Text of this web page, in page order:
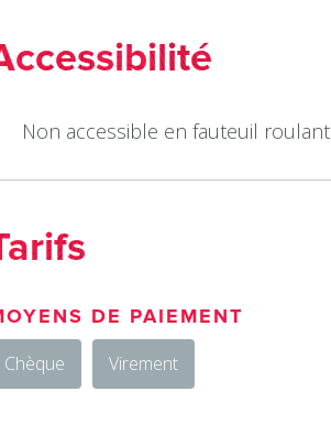
Non accessible en fauteuil roulant
DE PAIEMENT
Chèque
Virement